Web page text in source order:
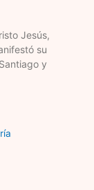
Jesús,
su
y